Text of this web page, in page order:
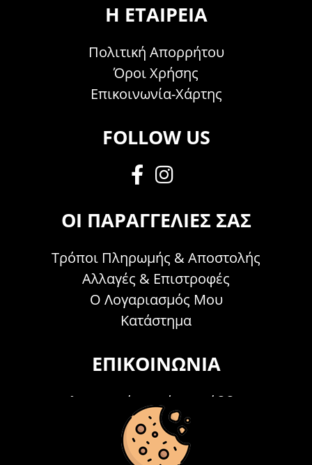
Η ΕΤΑΙΡΕΊΑ
Πολιτική Απορρήτου
Όροι Χρήσης
Επικοινωνία-Χάρτης
FOLLOW US
ΟΙ ΠΑΡΑΓΓΕΛΊΕΣ ΣΑΣ
Τρόποι Πληρωμής & Αποστολής
Αλλαγές & Επιστροφές
Ο Λογαριασμός Μου
Κατάστημα
ΕΠΙΚΟΙΝΩΝΊΑ
Τηλεφωνικά Δευτέρα - Σάββατο
09:00 - 15:00
Τ: 26214 00104